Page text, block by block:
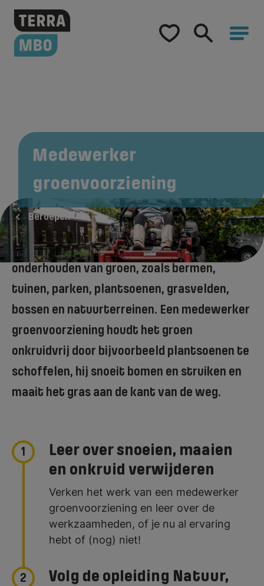
Home
Samenwerking
Beroepen
Medewerker
groenvoorziening
Een medewerker groenvoorziening houdt
zich bezig met het aanplanten en
onderhouden van groen, zoals bermen,
tuinen, parken, plantsoenen, grasvelden,
bossen en natuurterreinen. Een medewerker
groenvoorziening houdt het groen
onkruidvrij door bijvoorbeeld plantsoenen te
schoffelen, hij snoeit bomen en struiken en
maait het gras aan de kant van de weg.
1
Leer over snoeien, maaien
en onkruid verwijderen
Verken het werk van een medewerker
groenvoorziening en leer over de
werkzaamheden, of je nu al ervaring
hebt of (nog) niet!
2
Volg de opleiding Natuur,